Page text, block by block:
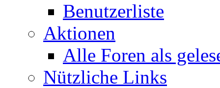
Benutzerliste
Aktionen
Alle Foren als
Nützliche Links